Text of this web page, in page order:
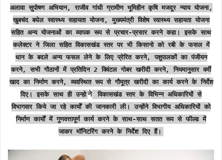
अलावा सुपोषण अभियान, राजीव गांधी ग्रामीण भूमिहीन कृषि मजदूर न्याय योजना,
खुबचंद बघेल स्वास्थ्य सहायता योजना, मुख्यमंत्री विशेष स्वास्थ्य सहायता योजना
सहित अन्य योजनाओं का व्यापक रूप से प्रचार-प्रसार करने कहा। इसके साथ
कलेक्टर ने जिला सहित विकासखंड स्तर पर भी किसानो को रबी के फसल में
धान के बदले अन्य फसल लेने के लिए प्रेरित करने, पशुपालकों का पंजीयन
करने, सभी गौठानों में प्रतिदिन 2 क्विंटल गोबर खरीदी करने, नियमानुसार वर्मी
खाद का निर्माण करने, व्यवस्थित रूप से गौमूत्र खरीदी का कार्य करने के निर्देश
दिए। इसके साथ ही उन्हो ने
विकासखंड स्तर के विभिन्न अधिकारियों से
विभागवार किये जा रहे कार्याें की जानकारी ली। उन्होंने विभागीय अधिकारियों को
निर्माण कार्याें में गुणवत्तापूर्ण कार्य करने के साथ-साथ सतत रूप से फील्ड में
जाकर मॉनिटरिंग करने के निर्देश दिए हैं।